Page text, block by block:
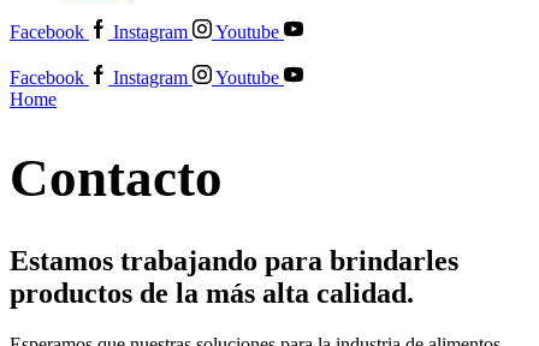
Facebook Instagram Youtube
Facebook Instagram
Youtube
Home
Contacto
Estamos trabajando para brindarles
productos de la más alta calidad.